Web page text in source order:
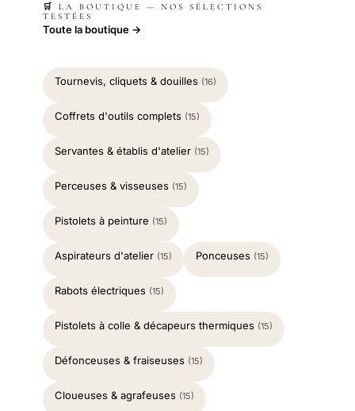
🛒 LA BOUTIQUE — NOS SÉLECTIONS
TESTÉES
Toute la boutique →
Tournevis, cliquets & douilles (16)
Coffrets d'outils complets (15)
Servantes & établis d'atelier (15)
Perceuses & visseuses (15)
Pistolets à peinture (15)
Aspirateurs d'atelier (15) Ponceuses (15)
Rabots électriques (15)
Pistolets à colle & décapeurs thermiques (15)
Défonceuses & fraiseuses (15)
Cloueuses & agrafeuses (15)